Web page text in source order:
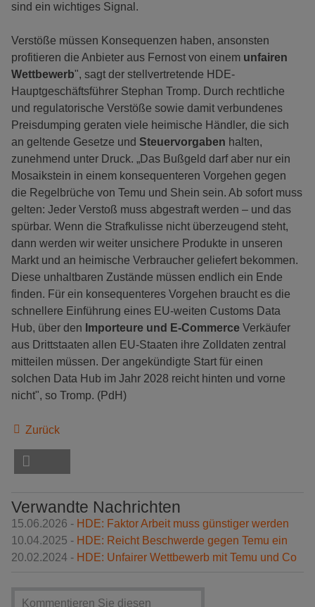
sind ein wichtiges Signal.
Verstöße müssen Konsequenzen haben, ansonsten
profitieren die Anbieter aus Fernost von einem unfairen
Wettbewerb", sagt der stellvertretende HDE-
Hauptgeschäftsführer Stephan Tromp. Durch rechtliche
und regulatorische Verstöße sowie damit verbundenes
Preisdumping geraten viele heimische Händler, die sich
an geltende Gesetze und Steuervorgaben halten,
zunehmend unter Druck. „Das Bußgeld darf aber nur ein
Mosaikstein in einem konsequenteren Vorgehen gegen
die Regelbrüche von Temu und Shein sein. Ab sofort muss
gelten: Jeder Verstoß muss abgestraft werden – und das
spürbar. Wenn die Strafkulisse nicht überzeugend steht,
dann werden wir weiter unsichere Produkte in unseren
Markt und an heimische Verbraucher geliefert bekommen.
Diese unhaltbaren Zustände müssen endlich ein Ende
finden. Für ein konsequenteres Vorgehen braucht es die
schnellere Einführung eines EU-weiten Customs Data
Hub, über den Importeure und E-Commerce Verkäufer
aus Drittstaaten allen EU-Staaten ihre Zolldaten zentral
mitteilen müssen. Der angekündigte Start für einen
solchen Data Hub im Jahr 2028 reicht hinten und vorne
nicht", so Tromp. (PdH)
Zurück
Verwandte Nachrichten
15.06.2026 - HDE: Faktor Arbeit muss günstiger werden
10.04.2025 - HDE: Reicht Beschwerde gegen Temu ein
20.02.2024 - HDE: Unfairer Wettbewerb mit Temu und Co